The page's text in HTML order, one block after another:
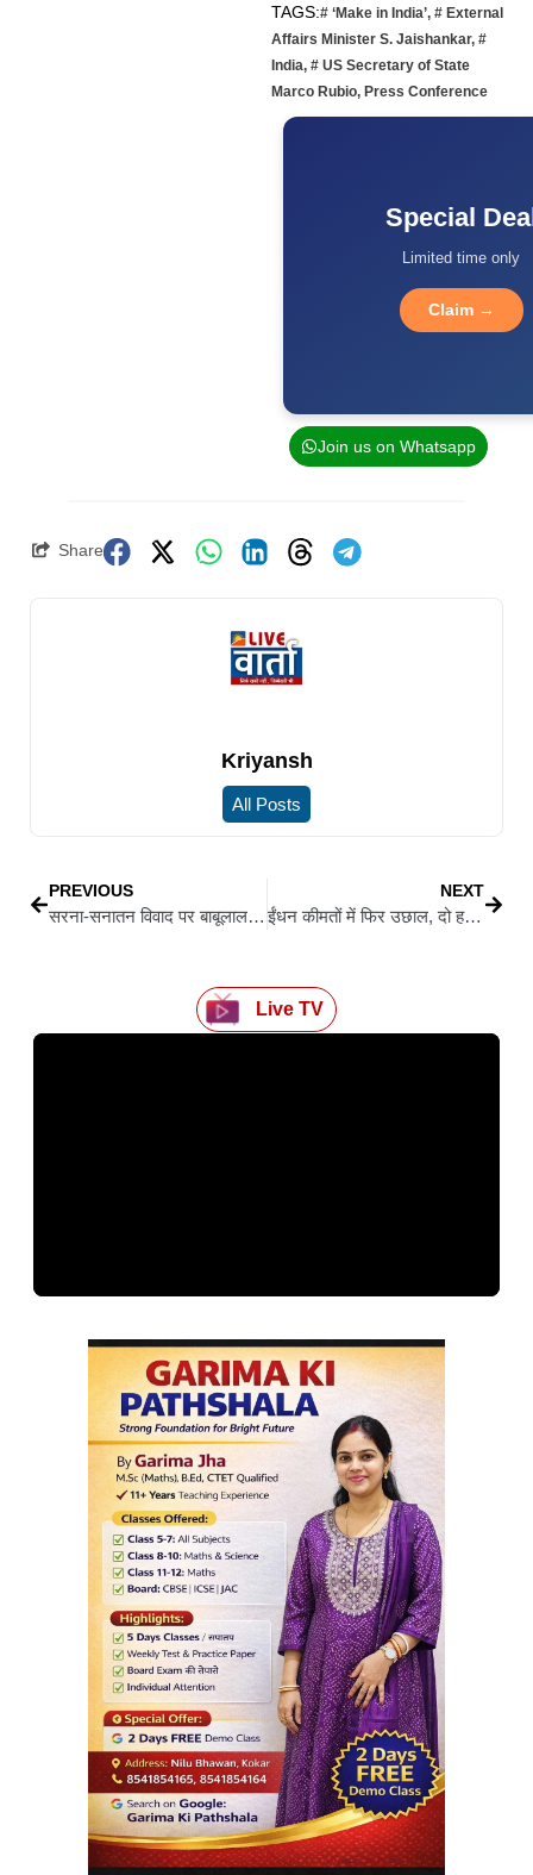
TAGS:# ‘Make in India’, # External
Affairs Minister S. Jaishankar, #
India, # US Secretary of State
Marco Rubio, Press Conference
Special
Limited time only
Claim →
Join us on Whatsapp
Share
Kriyansh
All Posts
PREVIOUS
सरना-सनातन विवाद पर बाबूलाल मरांडी का कांग्रेस-झामुमो पर हमला, बोले-आदिवासी समाज को बांटने का काम बंद हो
NEXT
ईंधन कीमतों में फिर उछाल, दो हफ्ते में चौथी बार बढ़े दाम, पेट्रोल 2.61 और डीजल 2.71 रुपये प्रति लीटर महंगा
Live TV